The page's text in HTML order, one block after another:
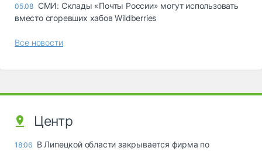
05.08 СМИ: Склады «Почты России» могут использовать
вместо сгоревших хабов Wildberries
Все новости
Центр
18:06 В Липецкой области закрывается фирма по